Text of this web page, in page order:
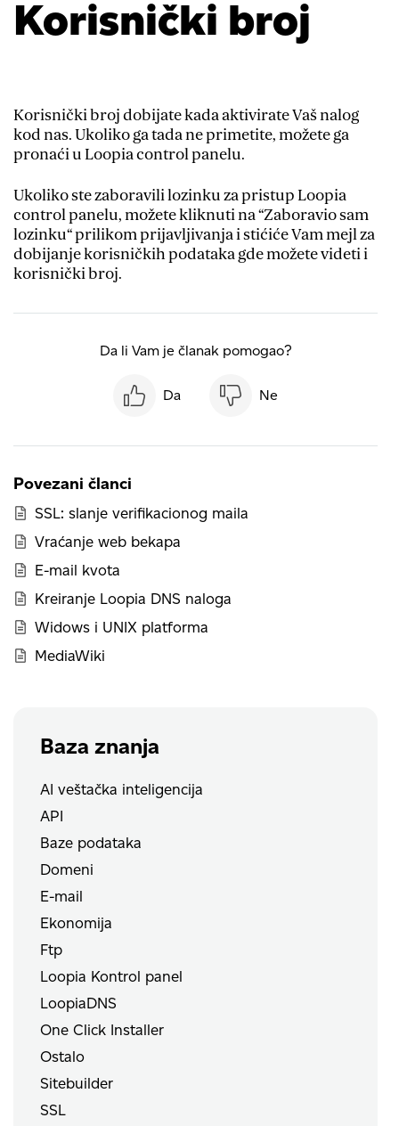
Korisnički broj
Korisnički broj dobijate kada aktivirate Vaš nalog
kod nas. Ukoliko ga tada ne primetite, možete ga
pronaći u Loopia control panelu.
Ukoliko ste zaboravili lozinku za pristup Loopia
control panelu, možete kliknuti na “Zaboravio sam
lozinku“ prilikom prijavljivanja i stićiće Vam mejl za
dobijanje korisničkih podataka gde možete videti i
korisnički broj.
Da li Vam je članak pomogao?
Da Ne
Povezani članci
SSL: slanje verifikacionog maila
Vraćanje web bekapa
E-mail kvota
Kreiranje Loopia DNS naloga
Widows i UNIX platforma
MediaWiki
Baza znanja
AI veštačka inteligencija
API
Baze podataka
Domeni
E-mail
Ekonomija
Ftp
Loopia Kontrol panel
LoopiaDNS
One Click Installer
Ostalo
Sitebuilder
SSL